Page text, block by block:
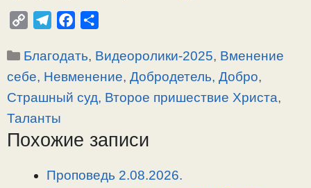
p
y
k
l
e
m
c
e
k
п
р
т
Рубрики
Благодать, Видеоролики-2025, Вменение
себе, Невменение, Добродетель, Добро,
Страшный суд, Второе пришествие Христа,
Таланты
Похожие записи
Проповедь 2.08.2026.